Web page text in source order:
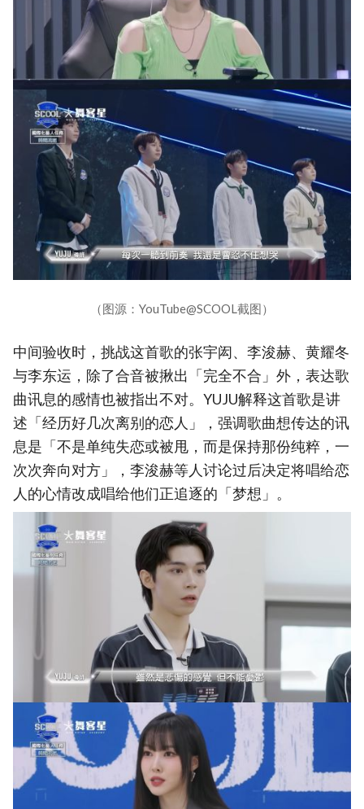
（图源：YouTube@SCOOL截图）
中间验收时，挑战这首歌的张宇闳、李浚赫、黄耀冬
与李东运，除了合音被揪出「完全不合」外，表达歌
曲讯息的感情也被指出不对。YUJU解释这首歌是讲
述「经历好几次离别的恋人」，强调歌曲想传达的讯
息是「不是单纯失恋或被甩，而是保持那份纯粹，一
次次奔向对方」，李浚赫等人讨论过后决定将唱给恋
人的心情改成唱给他们正追逐的「梦想」。